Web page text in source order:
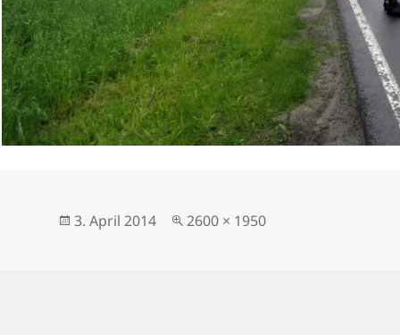
Veröffentlicht
3. April 2014 Originalgröße
2600 × 1950